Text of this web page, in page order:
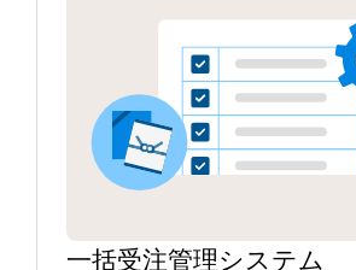
一括受注管理システム